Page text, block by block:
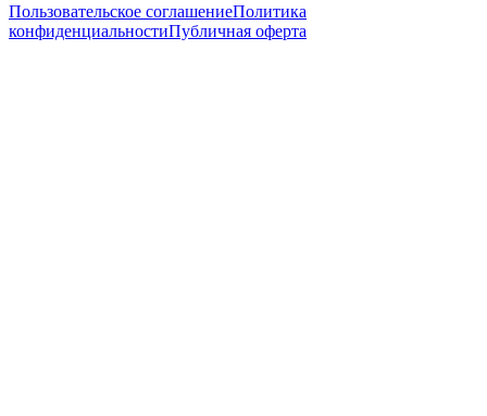
Пользовательское соглашениеПолитика
конфиденциальностиПубличная оферта